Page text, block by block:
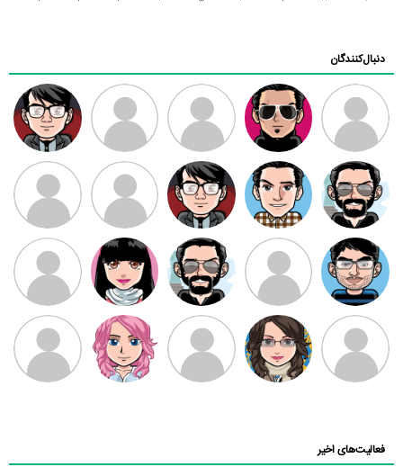
دنبال‌کنندگان
ممدرضا رضا کاظمی زهرا ~ ابتین
سید محمد
موسوی
مهدی فرهمند مهدی سلطانی داود رضیی
طرفدار میلی
بابی براون
کیوان کیانی
سامان راحمی امیردلتا امیروو ملیکا منتظری عارفه داستانپور
فعالیت‌های اخیر